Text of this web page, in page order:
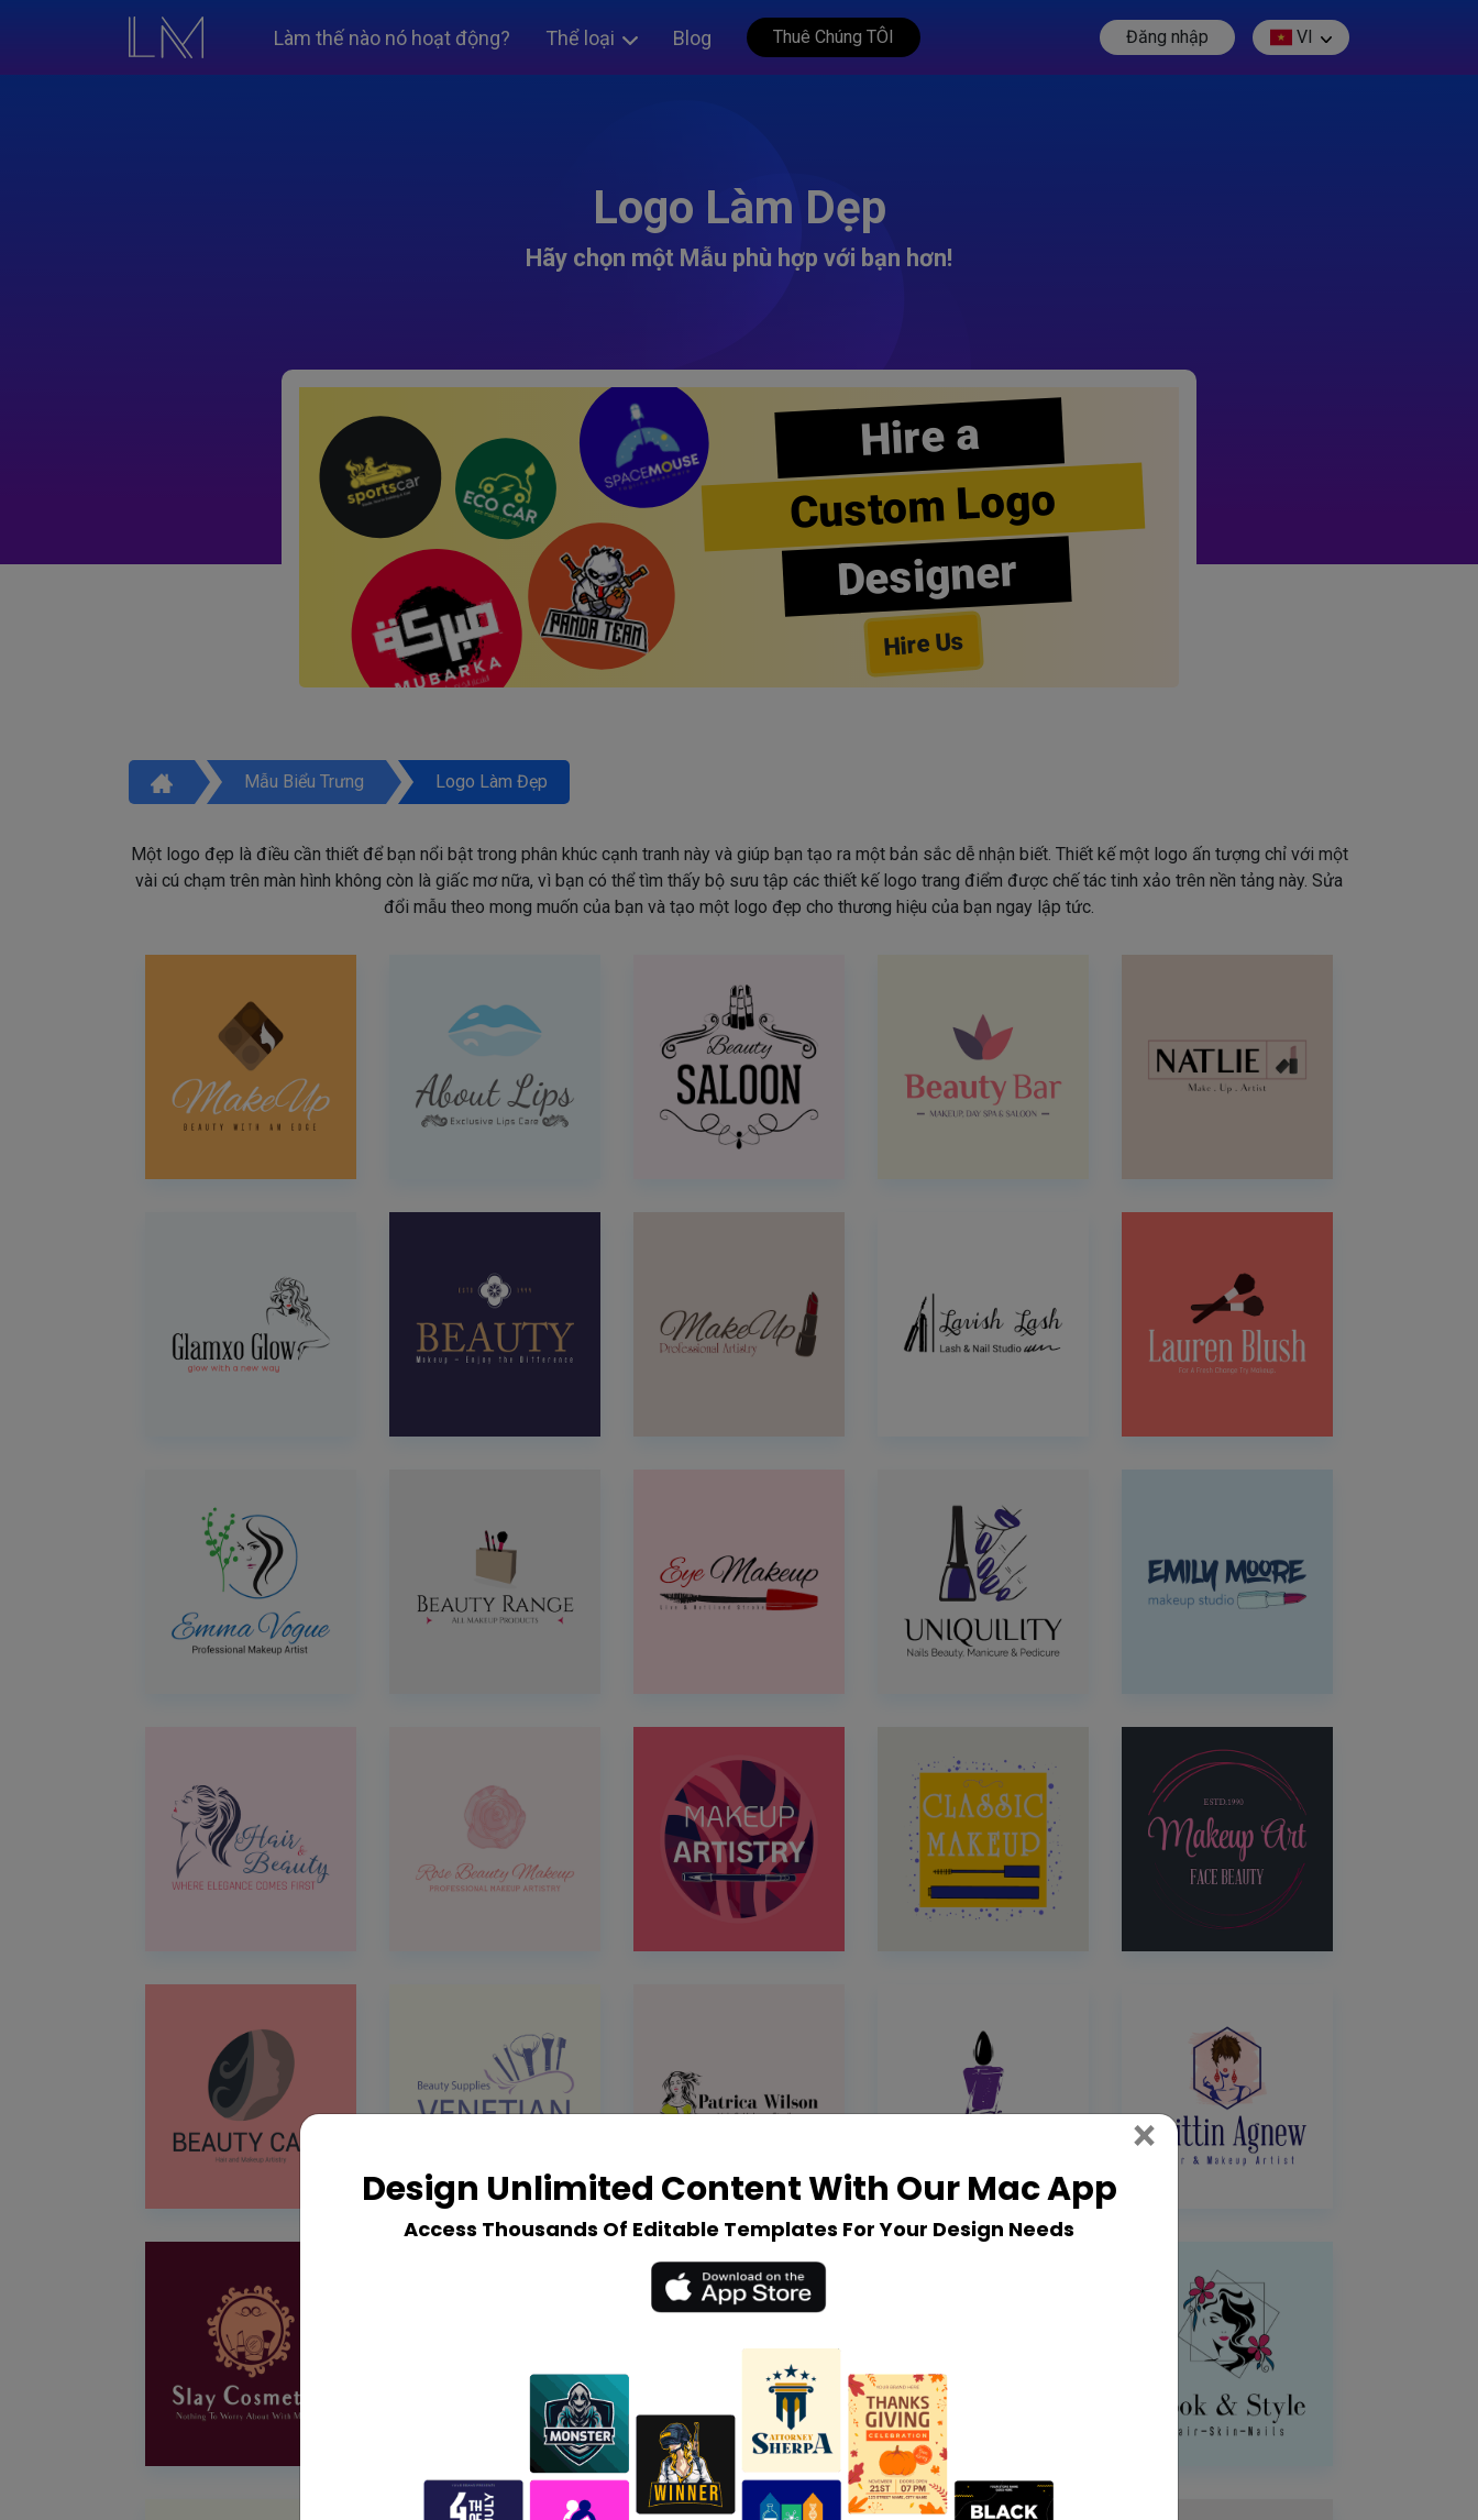
Làm thế nào nó hoạt động? Thể loại Blog Thuê Chúng TÔI Đăng nhập VI
Logo Làm Dẹp
Hãy chọn một Mẫu phù hợp với bạn hơn!
Hire a
Custom Logo
Designer
Hire Us
Mẫu Biểu Trưng Logo Làm Đẹp
Một logo đẹp là điều cần thiết để bạn nổi bật trong phân khúc cạnh tranh này và giúp bạn tạo ra một bản sắc dễ nhận biết. Thiết kế một logo ấn tượng chỉ với một
vài cú chạm trên màn hình không còn là giấc mơ nữa, vì bạn có thể tìm thấy bộ sưu tập các thiết kế logo trang điểm được chế tác tinh xảo trên nền tảng này. Sửa
đổi mẫu theo mong muốn của bạn và tạo một logo đẹp cho thương hiệu của bạn ngay lập tức.
Design Unlimited Content With Our Mac App
Access Thousands Of Editable Templates For Your Design Needs
× Close